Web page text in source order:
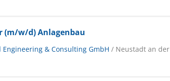
(m/w/d) Anlagenbau
Engineering & Consulting GmbH / Neustadt an der